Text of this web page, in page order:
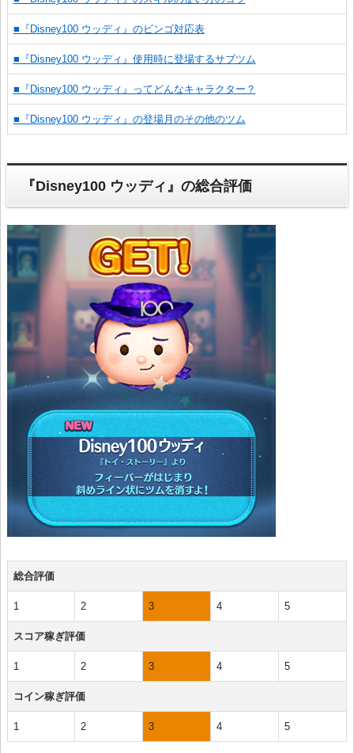
■『Disney100 ウッディ』のビンゴ対応表
■『Disney100 ウッディ』使用時に登場するサブツム
■『Disney100 ウッディ』ってどんなキャラクター？
■『Disney100 ウッディ』の登場月のその他のツム
『Disney100 ウッディ』の総合評価
総合評価
1 2 3 4 5
スコア稼ぎ評価
1 2 3 4 5
コイン稼ぎ評価
1 2 3 4 5